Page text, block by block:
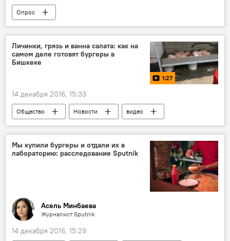
Опрос
Личинки, грязь и ванна салата: как на
самом деле готовят бургеры в
Бишкеке
1:27
14 декабря 2016, 15:33
Общество Новости
видео
Кыргызстан
Мультимедиа
еда
питание
бургер
Мы купили бургеры и отдали их в
лабораторию: расследование Sputnik
Асель Минбаева
Журналист Sputnik
14 декабря 2016, 15:29